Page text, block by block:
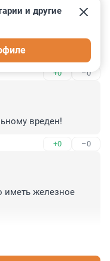
+0 –0
и другие
вреден!
+0 –0
иметь железное